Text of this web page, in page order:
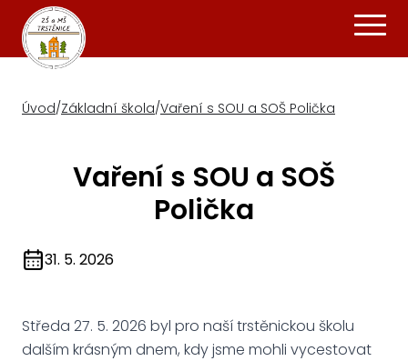
Úvod/Základní škola/Vaření s SOU a SOŠ Polička
Vaření s SOU a SOŠ
Polička
31. 5. 2026
Středa 27. 5. 2026 byl pro naší trstěnickou školu
dalším krásným dnem, kdy jsme mohli vycestovat